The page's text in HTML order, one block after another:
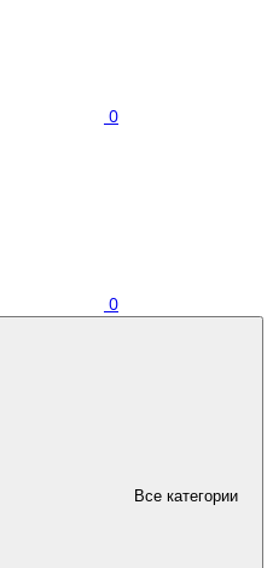
0
0
Все категории